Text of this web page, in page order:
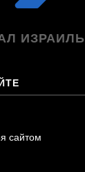
ИЗРАИЛЬ
сайтом